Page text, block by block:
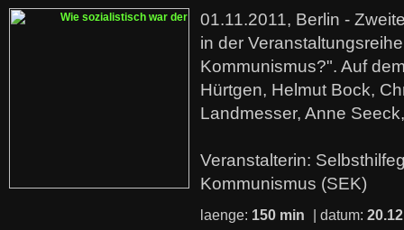
01.11.2011, Berlin -
in der
Kommunismus?". Auf
Hürtgen, Helmut Bock,
Landmesser, Anne
Veranstalterin:
Kommunismus (SEK)
laenge: 150 min | datum: